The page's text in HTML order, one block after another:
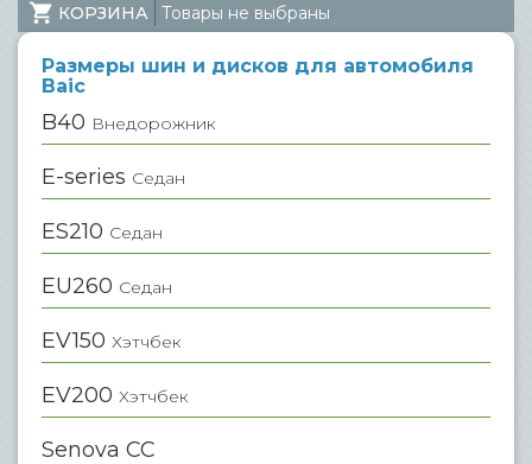
КОРЗИНА Товары не выбраны
Размеры шин и дисков для автомобиля
Baic
B40 Внедорожник
E-series Седан
ES210 Седан
EU260 Седан
EV150 Хэтчбек
EV200 Хэтчбек
Senova CC